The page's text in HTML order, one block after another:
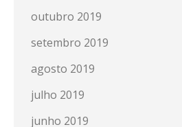
outubro 2019
setembro 2019
agosto 2019
julho 2019
junho 2019